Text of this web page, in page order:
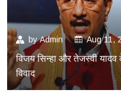
byAdmin Aug 11,
विजय सिन्हा और तेजस्वी यादव
विवाद